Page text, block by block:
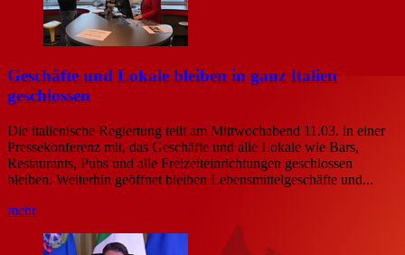
Geschäfte und Lokale bleiben in ganz Italien
geschlossen
Die italienische Regiertung teilt am Mittwochabend 11.03. in einer
Pressekonferenz mit, das Geschäfte und alle Lokale wie Bars,
Restaurants, Pubs und alle Freizeiteinrichtungen geschlossen
bleiben. Weiterhin geöffnet bleiben Lebensmittelgeschäfte und...
mehr